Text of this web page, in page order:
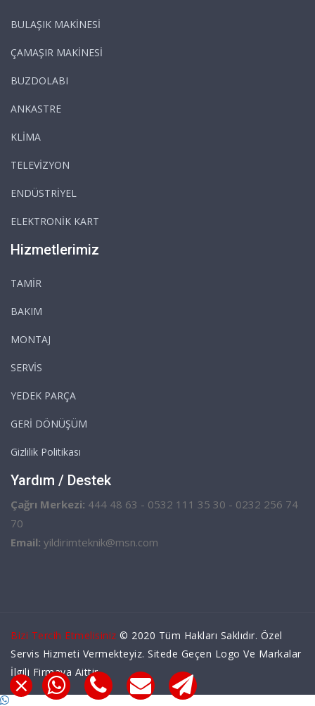
BULAŞIK MAKİNESİ
ÇAMAŞIR MAKİNESİ
BUZDOLABI
ANKASTRE
KLİMA
TELEVİZYON
ENDÜSTRİYEL
ELEKTRONİK KART
Hizmetlerimiz
TAMİR
BAKIM
MONTAJ
SERVİS
YEDEK PARÇA
GERİ DÖNÜŞÜM
Gizlilik Politikası
Yardım / Destek
Çağrı Merkezi: 444 48 63 - 0532 111 35 30 - 0232 256 74
70
Email: yildirimteknik@msn.com
Bizi Tercih Etmelisiniz © 2020 Tüm Hakları Saklıdır. Özel
Servis Hizmeti Vermekteyiz. Sitede Geçen Logo Ve Markalar
İlgili Firmaya Aittir.